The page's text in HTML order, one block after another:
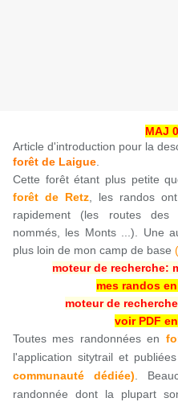
MAJ
Article d'introduction pour la
forêt de Laigue
Cette forêt étant plus petite
forêt de Retz , les randos
rapidement (les routes des
nommés, les Monts ...). Une
plus loin de mon camp de base (
moteur de recherche:
mes randos
moteur de
voir PDF
Toutes mes randonnées en
l'application sitytrail et
communauté dédiée) .
randonnée dont la plupart